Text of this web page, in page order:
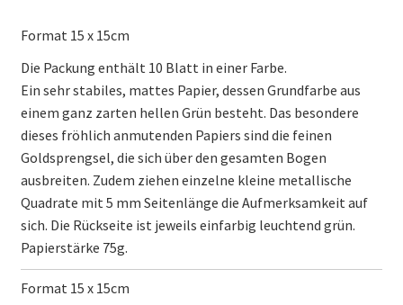
Format 15 x 15cm
Die Packung enthält 10 Blatt in einer Farbe.
Ein sehr stabiles, mattes Papier, dessen Grundfarbe aus
einem ganz zarten hellen Grün besteht. Das besondere
dieses fröhlich anmutenden Papiers sind die feinen
Goldsprengsel, die sich über den gesamten Bogen
ausbreiten. Zudem ziehen einzelne kleine metallische
Quadrate mit 5 mm Seitenlänge die Aufmerksamkeit auf
sich. Die Rückseite ist jeweils einfarbig leuchtend grün.
Papierstärke 75g.
Format 15 x 15cm